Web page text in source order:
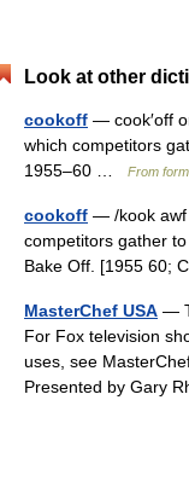
Look at other
cookoff — cook′off
which competitors
1955–60 …
From
cookoff — /kook awf
competitors gather
Bake Off. [1955 60;
MasterChef USA —
For Fox television
uses, see
Presented by Gary